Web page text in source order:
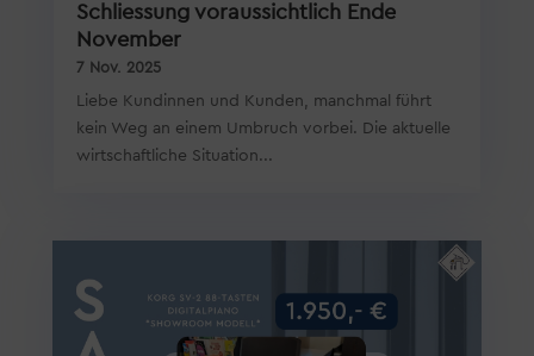
Schliessung voraussichtlich Ende
November
7 Nov. 2025
Liebe Kundinnen und Kunden, manchmal führt
kein Weg an einem Umbruch vorbei. Die aktuelle
wirtschaftliche Situation...